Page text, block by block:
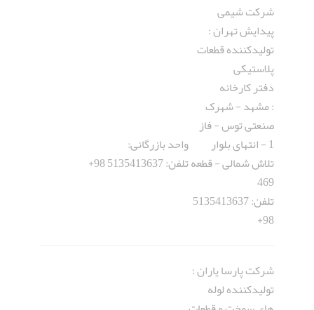
شرکت شیمی
پیدایش تهران :
تولیدکننده قطعات
پلاستیکی
دفتر کارخانه
: مشهد - شهرک
صنعتی توس - فاز
1 - انتهای بلوار
تلاش شمالی - قطعه
469
تلفن: 5135413637
98+
واحد بازرگانی:
تلفن: 5135413637 98+
شرکت پارسا یاران :
تولیدکننده لوله